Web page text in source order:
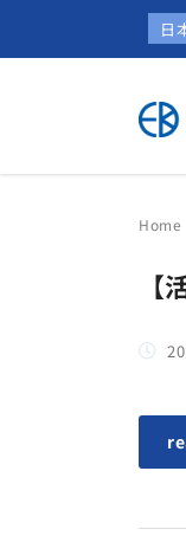
日
Home